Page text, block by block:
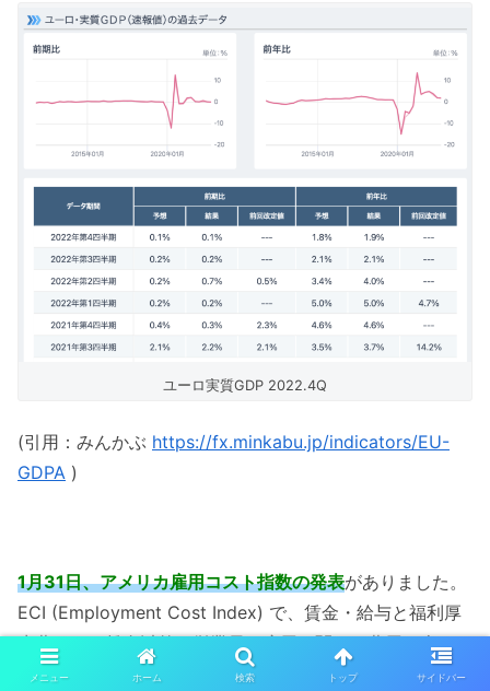
ユーロ実質GDP 2022.4Q
(引用：みんかぶ https://fx.minkabu.jp/indicators/EU-
GDPA )
1月31日、アメリカ雇用コスト指数の発表がありました。
ECI (Employment Cost Index) で、賃金・給与と福利厚
生費などの賃金以外で従業員の雇用に関わる費用を含め
た、企業が実際に負担している雇用コストを示した指数と
メニュー ホーム 検索 トップ サイドバー